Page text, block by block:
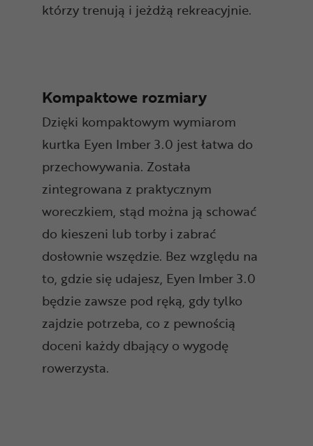
którzy trenują i jeżdżą rekreacyjnie.
Kompaktowe rozmiary
Dzięki kompaktowym wymiarom
kurtka Eyen Imber 3.0 jest łatwa do
przechowywania. Została
zintegrowana z praktycznym
woreczkiem, stąd można ją schować
do kieszeni lub torby i zabrać
dosłownie wszędzie. Bez względu na
to, gdzie się udajesz, Eyen Imber 3.0
będzie zawsze pod ręką, gdy tylko
zajdzie potrzeba, co z pewnością
doceni każdy dbający o wygodę
rowerzysta.